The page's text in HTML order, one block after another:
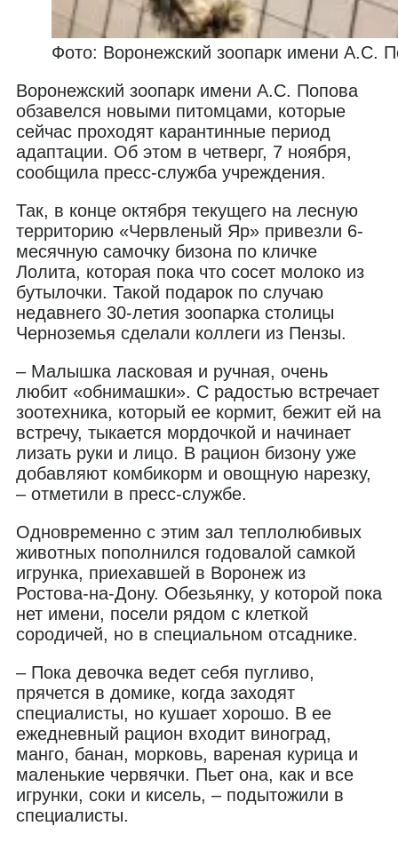
Фото: Воронежский зоопарк имени А.С.
Воронежский зоопарк имени А.С. Попова
обзавелся новыми питомцами, которые
сейчас проходят карантинные период
адаптации. Об этом в четверг, 7 ноября,
сообщила пресс-служба учреждения.
Так, в конце октября текущего на лесную
территорию «Червленый Яр» привезли 6-
месячную самочку бизона по кличке
Лолита, которая пока что сосет молоко из
бутылочки. Такой подарок по случаю
недавнего 30-летия зоопарка столицы
Черноземья сделали коллеги из Пензы.
– Малышка ласковая и ручная, очень
любит «обнимашки». С радостью встречает
зоотехника, который ее кормит, бежит ей на
встречу, тыкается мордочкой и начинает
лизать руки и лицо. В рацион бизону уже
добавляют комбикорм и овощную нарезку,
– отметили в пресс-службе.
Одновременно с этим зал теплолюбивых
животных пополнился годовалой самкой
игрунка, приехавшей в Воронеж из
Ростова-на-Дону. Обезьянку, у которой пока
нет имени, посели рядом с клеткой
сородичей, но в специальном отсаднике.
– Пока девочка ведет себя пугливо,
прячется в домике, когда заходят
специалисты, но кушает хорошо. В ее
ежедневный рацион входит виноград,
манго, банан, морковь, вареная курица и
маленькие червячки. Пьет она, как и все
игрунки, соки и кисель, – подытожили в
специалисты.